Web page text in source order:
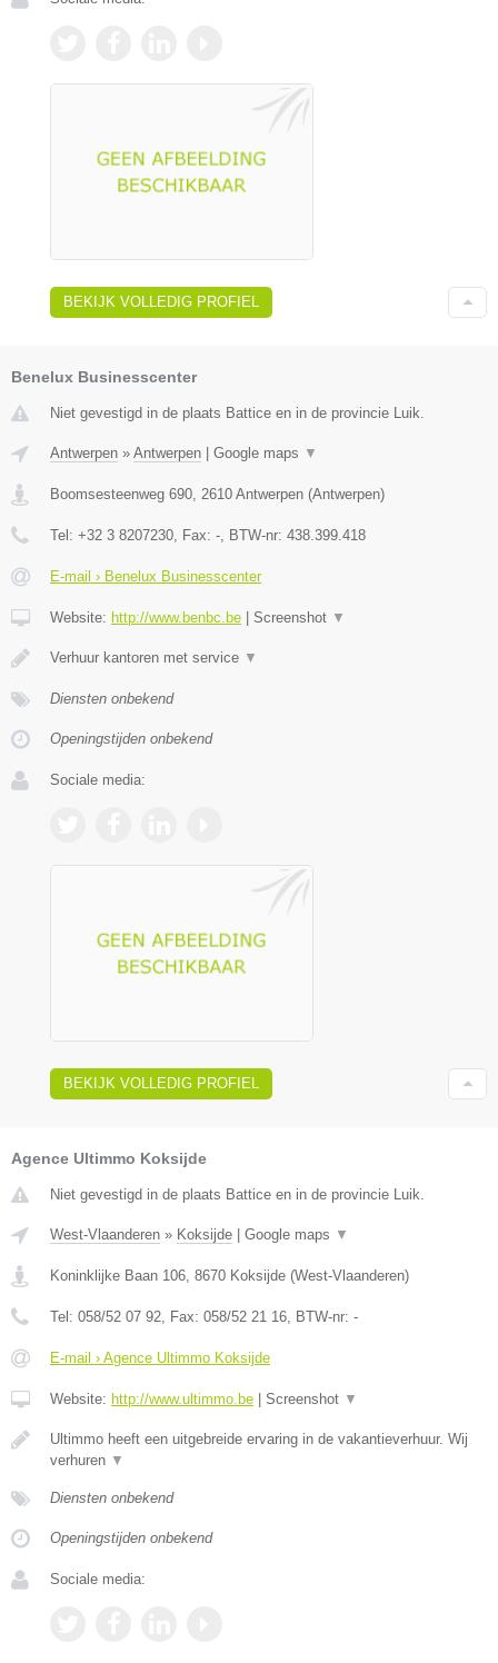
BEKIJK VOLLEDIG PROFIEL
Benelux Businesscenter
Niet gevestigd in de plaats Battice en in de provincie Luik.
Antwerpen » Antwerpen Google maps ▼
Boomsesteenweg 690 2610 Antwerpen (Antwerpen)
Tel: +32 3 8207230 , Fax: - , BTW-nr: 438.399.418
E-mail › Benelux Businesscenter
Website: http://www.benbc.be Screenshot ▼
Verhuur kantoren met service ▼
Diensten onbekend
Openingstijden onbekend
Sociale media:
BEKIJK VOLLEDIG PROFIEL
Agence Ultimmo Koksijde
Niet gevestigd in de plaats Battice en in de provincie Luik.
West-Vlaanderen » Koksijde | Google maps ▼
Koninklijke Baan 106 8670 Koksijde (West-Vlaanderen)
Tel: 058/52 07 92 , Fax: 058/52 21 16 , BTW-nr: -
E-mail › Agence Ultimmo Koksijde
Website: http://www.ultimmo.be | Screenshot ▼
Ultimmo heeft een uitgebreide ervaring in de vakantieverhuur. Wij
verhuren ▼
Diensten onbekend
Openingstijden onbekend
Sociale media: